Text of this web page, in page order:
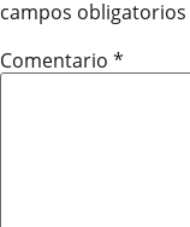
campos
Comentario *